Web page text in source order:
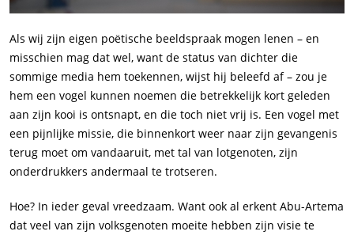
Als wij zijn eigen poëtische beeldspraak mogen lenen – en
misschien mag dat wel, want de status van dichter die
sommige media hem toekennen, wijst hij beleefd af – zou je
hem een vogel kunnen noemen die betrekkelijk kort geleden
aan zijn kooi is ontsnapt, en die toch niet vrij is. Een vogel met
een pijnlijke missie, die binnenkort weer naar zijn gevangenis
terug moet om vandaaruit, met tal van lotgenoten, zijn
onderdrukkers andermaal te trotseren.
Hoe? In ieder geval vreedzaam. Want ook al erkent Abu-Artema
dat veel van zijn volksgenoten moeite hebben zijn visie te